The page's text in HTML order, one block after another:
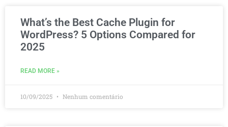
What’s the Best Cache Plugin for
WordPress? 5 Options Compared for
2025
READ MORE »
10/09/2025 Nenhum comentário